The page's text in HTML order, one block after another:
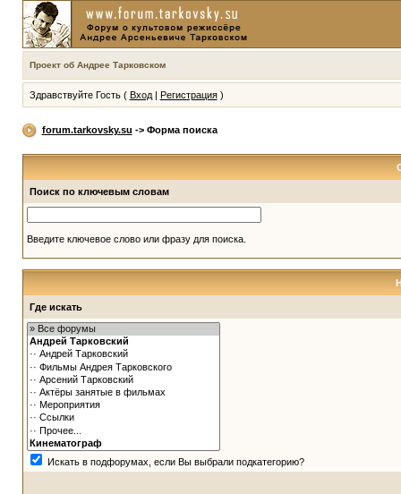
Проект об Андрее Тарковском
Здравствуйте Гость ( Вход| Регистрация)
forum.tarkovsky.su -> Форма поиска
Поиск по ключевым словам
Введите ключевое слово или фразу для поиска.
Где искать
Искать в подфорумах, если Вы выбрали подкатегорию?